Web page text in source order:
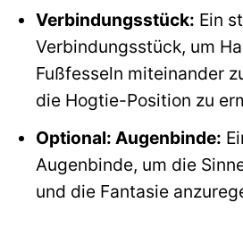
Verbindungsstück: Ein
Verbindungsstück, um
Fußfesseln miteinander
die Hogtie-Position zu
Optional: Augenbinde:
Augenbinde, um die
und die Fantasie